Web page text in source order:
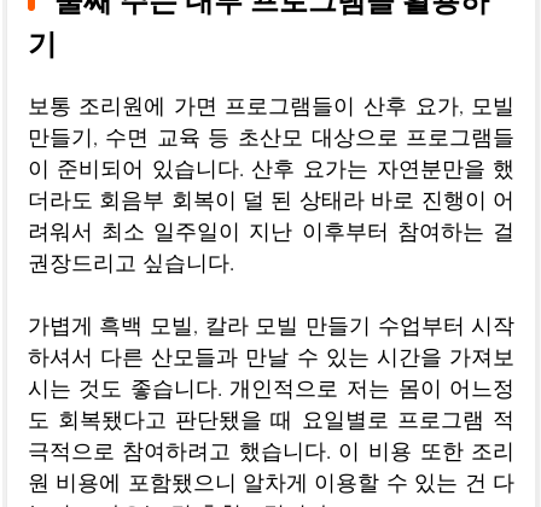
기
보통 조리원에 가면 프로그램들이 산후 요가, 모빌
만들기, 수면 교육 등 초산모 대상으로 프로그램들
이 준비되어 있습니다. 산후 요가는 자연분만을 했
더라도 회음부 회복이 덜 된 상태라 바로 진행이 어
려워서 최소 일주일이 지난 이후부터 참여하는 걸
권장드리고 싶습니다.
가볍게 흑백 모빌, 칼라 모빌 만들기 수업부터 시작
하셔서 다른 산모들과 만날 수 있는 시간을 가져보
시는 것도 좋습니다. 개인적으로 저는 몸이 어느정
도 회복됐다고 판단됐을 때 요일별로 프로그램 적
극적으로 참여하려고 했습니다. 이 비용 또한 조리
원 비용에 포함됐으니 알차게 이용할 수 있는 건 다